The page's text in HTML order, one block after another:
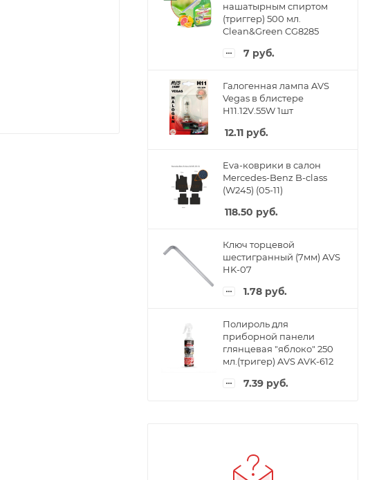
нашатырным спиртом
(триггер) 500 мл.
Clean&Green CG8285
7 руб.
Галогенная лампа AVS
Vegas в блистере
H11.12V.55W 1шт
12.11 руб.
Eva-коврики в салон
Mercedes-Benz B-class
(W245) (05-11)
118.50 руб.
Ключ торцевой
шестигранный (7мм) AVS
HK-07
1.78 руб.
Полироль для
приборной панели
глянцевая "яблоко" 250
мл.(тригер) AVS AVK-612
7.39 руб.